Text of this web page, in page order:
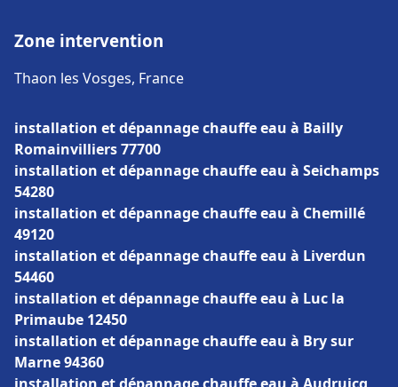
Zone intervention
Thaon les Vosges, France
installation et dépannage chauffe eau à Bailly
Romainvilliers 77700
installation et dépannage chauffe eau à Seichamps
54280
installation et dépannage chauffe eau à Chemillé
49120
installation et dépannage chauffe eau à Liverdun
54460
installation et dépannage chauffe eau à Luc la
Primaube 12450
installation et dépannage chauffe eau à Bry sur
Marne 94360